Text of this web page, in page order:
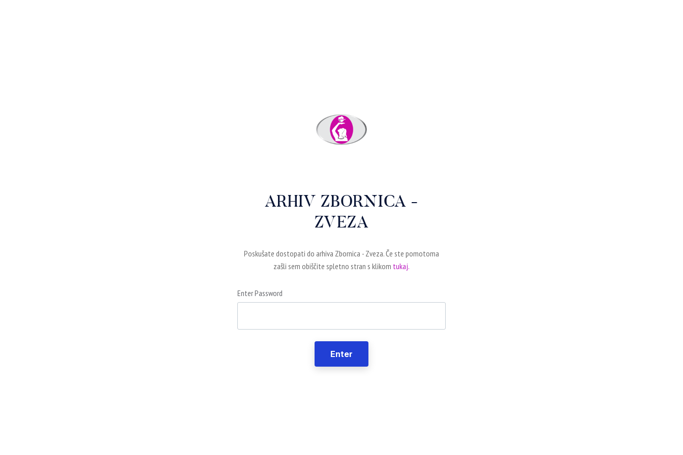
ARHIV ZBORNICA -
ZVEZA
Poskušate dostopati do arhiva Zbornica - Zveza. Če ste pomotoma
zašli sem obiščite spletno stran s klikom tukaj.
Enter Password
Enter